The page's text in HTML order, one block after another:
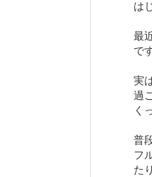
は
最
で
実
過
く
普
フ
た